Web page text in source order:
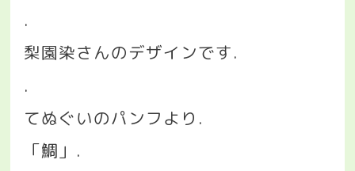
.
梨園染さんのデザインです.
.
てぬぐいのパンフより .
「鯛」 .